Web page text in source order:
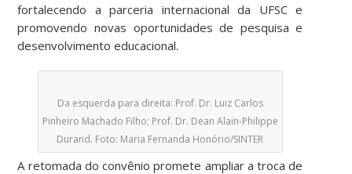
fortalecendo a parceria internacional da UFSC e
promovendo novas oportunidades de pesquisa e
desenvolvimento educacional.
Da esquerda para direita: Prof. Dr. Luiz Carlos
Pinheiro Machado Filho; Prof. Dr. Dean Alain-Philippe
Durand. Foto: Maria Fernanda Honório/SINTER
A retomada do convênio promete ampliar a troca de